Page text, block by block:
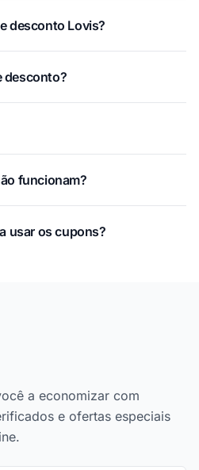
desconto Lovis?
desconto?
funcionam?
usar os cupons?
a economizar com
e ofertas especiais